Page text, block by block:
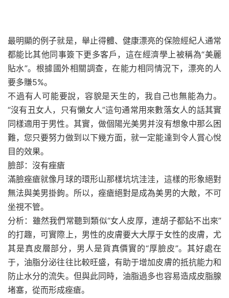
最明顯的例子就是，舉止得體、健康漂亮的保險經紀人通常
都能比其他同事簽下更多客戶，這在經濟學上被稱為“美麗
貼水”。根據國外相關調查，在能力相同情況下，漂亮的人
要多賺5%。
不過有人可能要說，容貌是天生的，我自己也無能為力。
“沒有丑女人，只有懶女人”這句通常用來數落女人的話其實
同樣適用于男性。其實，做個陽光美男并沒有想象中那么困
難，您只要努力做到以下幾方面，就一定能達到令人賞心悅
目的效果。
臉部：沒有痤瘡
滿臉痤瘡就像月球的環形山那樣坑坑洼洼，這樣的形象絕對
無法與美男掛鉤。所以，痤瘡絕對是成為美男的大敵，不可
坐視不管。
分析：雖然我們常聽到類似“女人皮厚，連胡子都鉆不出來”
的打趣，可實際上，男性的皮膚要大大厚于女性的皮膚，尤
其是真皮層部分，男人是貨真價實的“厚臉皮”。其好處在
于，油脂分泌往往比較旺盛，有助于增加皮膚的抵抗能力和
防止水分的流失。但與此同時，油脂過多也容易造成皮脂腺
堵塞，從而形成痤瘡。